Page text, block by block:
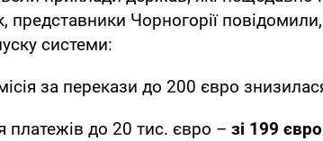
представники Чорногорії
системи:
за перекази до 200 євро
платежів до 20 тис. євро – зі 199